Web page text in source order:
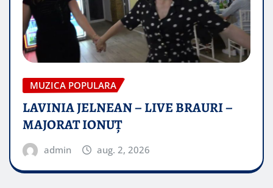
MUZICA POPULARA
LAVINIA JELNEAN – LIVE BRAURI –
MAJORAT IONUŢ
admin aug. 2, 2026